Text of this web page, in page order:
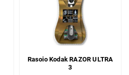
Rasoio Kodak RAZOR ULTRA
3